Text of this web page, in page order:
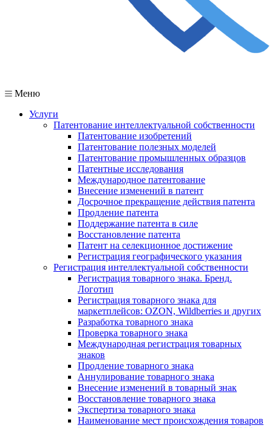
Меню
Услуги
Патентование интеллектуальной собственности
Патентование изобретений
Патентование полезных моделей
Патентование промышленных образцов
Патентные исследования
Международное патентование
Внесение изменений в патент
Досрочное прекращение действия патента
Продление патента
Поддержание патента в силе
Восстановление патента
Патент на селекционное достижение
Регистрация географического указания
Регистрация интеллектуальной собственности
Регистрация товарного знака. Бренд.
Логотип
Регистрация товарного знака для
маркетплейсов: OZON, Wildberries и других
Разработка товарного знака
Проверка товарного знака
Международная регистрация товарных
знаков
Продление товарного знака
Аннулирование товарного знака
Внесение изменений в товарный знак
Восстановление товарного знака
Экспертиза товарного знака
Наименование мест происхождения товаров